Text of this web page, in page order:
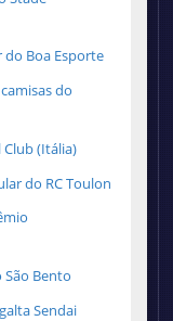
do Boa Esporte
do
Club (Itália)
do RC Toulon
São Bento
Sendai